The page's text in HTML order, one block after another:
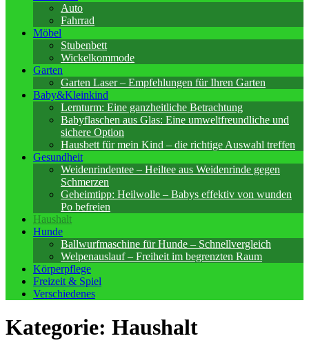
Auto
Fahrrad
Möbel
Stubenbett
Wickelkommode
Garten
Garten Laser – Empfehlungen für Ihren Garten
Baby&Kleinkind
Lernturm: Eine ganzheitliche Betrachtung
Babyflaschen aus Glas: Eine umweltfreundliche und
sichere Option
Hausbett für mein Kind – die richtige Auswahl treffen
Gesundheit
Weidenrindentee – Heiltee aus Weidenrinde gegen
Schmerzen
Geheimtipp: Heilwolle – Babys effektiv von wunden
Po befreien
Haushalt
Hunde
Ballwurfmaschine für Hunde – Schnellvergleich
Welpenauslauf – Freiheit im begrenzten Raum
Körperpflege
Freizeit & Spiel
Verschiedenes
Kategorie: Haushalt